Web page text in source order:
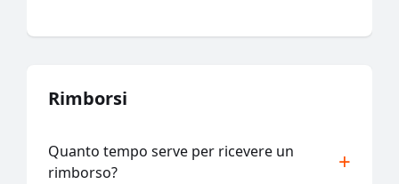
Rimborsi
Quanto tempo serve per ricevere un
rimborso?